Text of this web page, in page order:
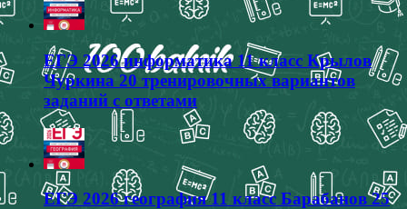
ЕГЭ 2026 информатика 11 класс Крылов
Чуркина 20 тренировочных вариантов
заданий с ответами
ЕГЭ 2026 география 11 класс Барабанов 25